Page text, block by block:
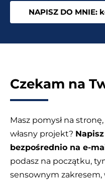
NAPISZ DO
Czekam na
Masz pomysł na
własny projekt?
bezpośrednio na e-
podasz na początku,
sensownym